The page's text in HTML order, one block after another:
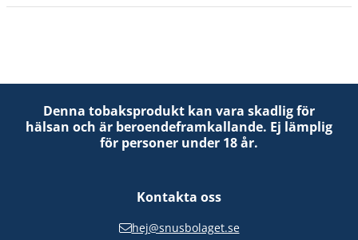
Denna tobaksprodukt kan vara skadlig för
hälsan och är beroendeframkallande. Ej lämplig
för personer under 18 år.
Kontakta oss
hej@snusbolaget.se